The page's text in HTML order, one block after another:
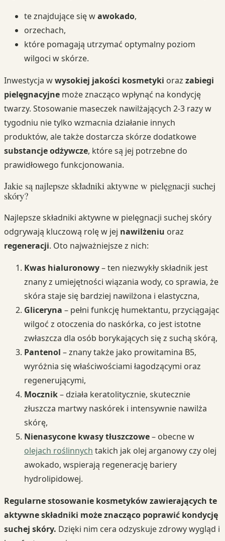
te znajdujące się wawokado,
orzechach,
które pomagają utrzymać optymalny poziom
wilgoci w skórze.
Inwestycja wwysokiej jakości kosmetyki oraz zabiegi
pielęgnacyjne może znacząco wpłynąć na kondycję
twarzy. Stosowanie maseczek nawilżających 2-3 razy w
tygodniu nie tylko wzmacnia działanie innych
produktów, ale także dostarcza skórze dodatkowe
substancje odżywcze, które są jej potrzebne do
prawidłowego funkcjonowania.
Jakie są najlepsze składniki aktywne w pielęgnacji suchej
skóry?
Najlepsze składniki aktywne w pielęgnacji suchej skóry
odgrywają kluczową rolę w jej nawilżeniu oraz
regeneracji. Oto najważniejsze z nich:
Kwas hialuronowy– ten niezwykły składnik jest
znany z umiejętności wiązania wody, co sprawia, że
skóra staje się bardziej nawilżona i elastyczna,
Gliceryna – pełni funkcję humektantu, przyciągając
wilgoć z otoczenia do naskórka, co jest istotne
zwłaszcza dla osób borykających się z suchą skórą,
Pantenol – znany także jako prowitamina B5,
wyróżnia się właściwościami łagodzącymi oraz
regenerującymi,
Mocznik– działa keratolitycznie, skutecznie
złuszcza martwy naskórek i intensywnie nawilża
skórę,
Nienasycone kwasy tłuszczowe– obecne w
olejach roślinnych takich jak olej arganowy czy olej
awokado, wspierają regenerację bariery
hydrolipidowej.
Regularne stosowanie kosmetyków zawierających te
aktywne składniki może znacząco poprawić kondycję
suchej skóry. Dzięki nim cera odzyskuje zdrowy wygląd i